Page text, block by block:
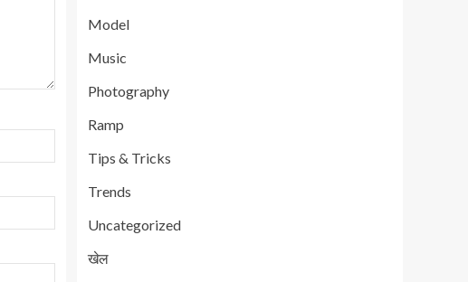
Model
Music
Photography
Ramp
Tips & Tricks
Trends
Uncategorized
खेल